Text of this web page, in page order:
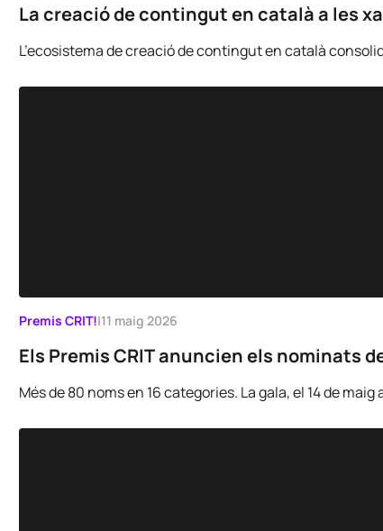
La creació de contingut en català a les
L’ecosistema de creació de contingut en català
Premis CRIT!|11 maig 2026
Els Premis CRIT anuncien els nominats
Més de 80 noms en 16 categories. La gala, el 14 de